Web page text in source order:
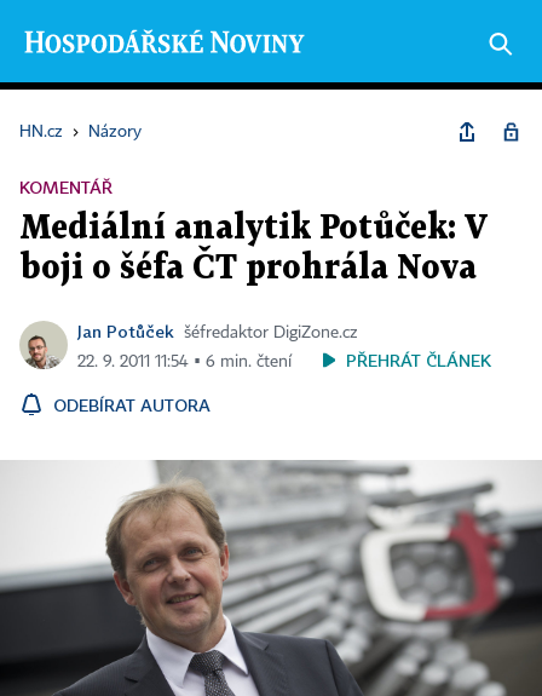
HN.cz › Názory
KOMENTÁŘ
Mediální analytik Potůček: V
boji o šéfa ČT prohrála Nova
Jan Potůček
šéfredaktor DigiZone.cz
22. 9. 2011 11:54 ▪ 6 min. čtení
PŘEHRÁT ČLÁNEK
ODEBÍRAT AUTORA